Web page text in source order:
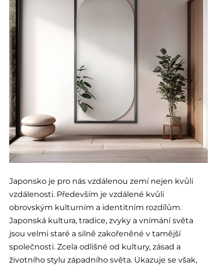
Japonsko je pro nás vzdálenou zemí nejen kvůli
vzdálenosti. Především je vzdálené kvůli
obrovským kulturním a identitním rozdílům.
Japonská kultura, tradice, zvyky a vnímání světa
jsou velmi staré a silně zakořeněné v tamější
společnosti. Zcela odlišné od kultury, zásad a
životního stylu západního světa. Ukazuje se však,